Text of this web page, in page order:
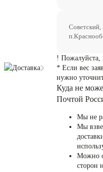
Доставка
! Пожалуйста,
* Если вес
нужно
Куда не
Почтой
Мы не
Мы
Можно
сторон